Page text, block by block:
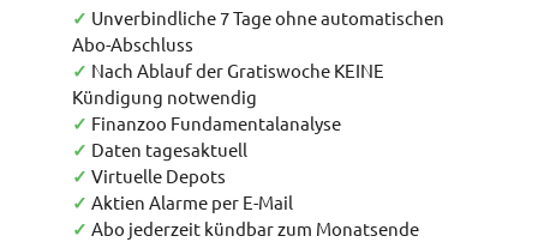
✓ Unverbindliche 7 Tage ohne automatischen
Abo-Abschluss
✓ Nach Ablauf der Gratiswoche KEINE
Kündigung notwendig
✓ Finanzoo Fundamentalanalyse
✓ Daten tagesaktuell
✓ Virtuelle Depots
✓ Aktien Alarme per E-Mail
✓ Abo jederzeit kündbar zum Monatsende